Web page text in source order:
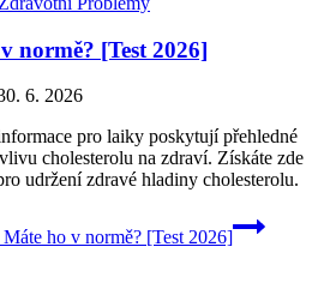
normě? [Test 2026]
6. 2026
pro laiky poskytují přehledné
cholesterolu na zdraví. Získáte zde
udržení zdravé hladiny cholesterolu.
ho v normě? [Test 2026]